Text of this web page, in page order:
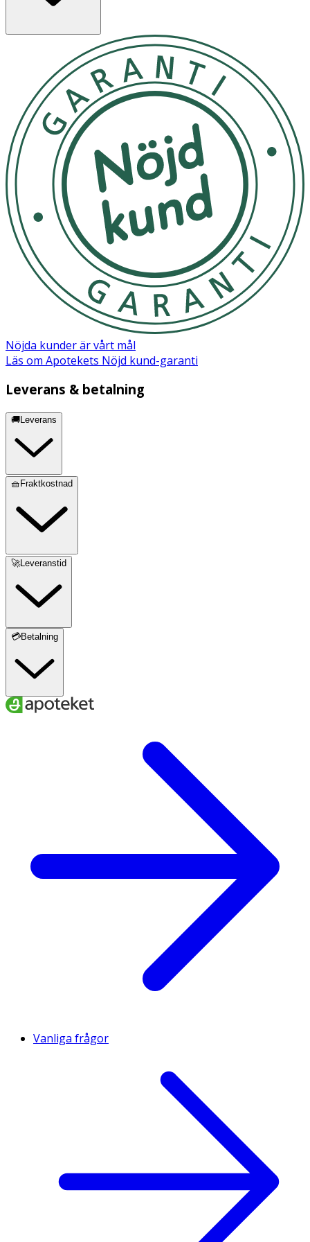
Ja
Ingredienser:
Glycerin, Aqua (Water), Cocamidopropyl Betaine, Sodium
Lauroyl Methyl Isethionate, Sodium Cocoyl Glutamate,
Potassium Cocoyl Rice Amino Acids, Sodium Cocoyl
Isethionate, Sodium Methyl Oleoyl Taurate, Betaine,
Sodium Chloride, Tocopherol, Caprylyl Glycol,
Ethylhexylglycerin, Phenoxyethanol *Thanks to our
constant commitment to innovation and the availability
of raw materials due to the current situation, slight
modifications may occur in the percentages and/or
nomenclature of ingredients and as a consequence, INCIs
may vary according to the manufacturing batch.
However, the quality, effectiveness and performance of
the product are reviewed at each manufacture, as part of
our commitment to high quality cosmetics. The most
recent and updated version of the ingredient list will
always be on the product packaging.
Nöjda kunder är vårt mål
Läs om Apotekets Nöjd kund-garanti
Leverans & betalning
🚚Leverans
🧺Fraktkostnad
🚀Leveranstid
💳Betalning
Vanliga frågor